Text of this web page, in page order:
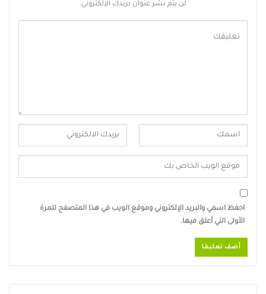
لن يتم نشر عنوان بريدك الإلكتروني.
احفظ اسمي والبريد الإلكتروني وموقع الويب في هذا المتصفح للمرة
الأولى التي أعلق فيها.